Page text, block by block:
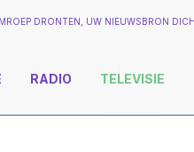
DRONTEN, UW NIEUWSBRON
RADIO TELEVISIE